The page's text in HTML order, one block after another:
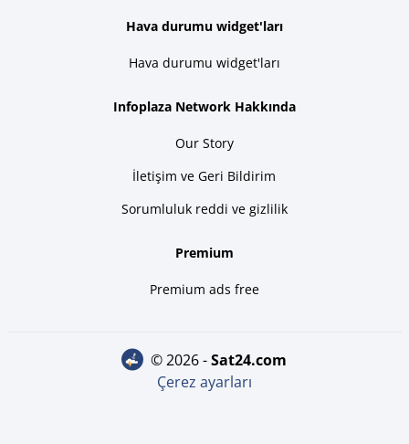
Hava durumu widget'ları
Hava durumu widget'ları
Infoplaza Network Hakkında
Our Story
İletişim ve Geri Bildirim
Sorumluluk reddi ve gizlilik
Premium
Premium ads free
© 2026 - sat24.com
Çerez ayarları